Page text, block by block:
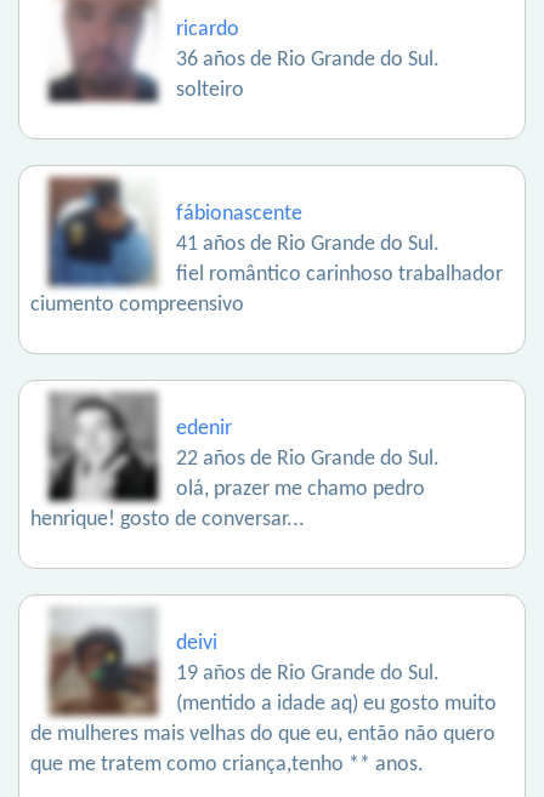
ricardo
36 años de Rio Grande do Sul.
solteiro
fábionascente
41 años de Rio Grande do Sul.
fiel romântico carinhoso trabalhador
ciumento compreensivo
edenir
22 años de Rio Grande do Sul.
olá, prazer me chamo pedro
henrique! gosto de conversar...
deivi
19 años de Rio Grande do Sul.
(mentido a idade aq) eu gosto muito
de mulheres mais velhas do que eu, então não quero
que me tratem como criança,tenho ** anos.